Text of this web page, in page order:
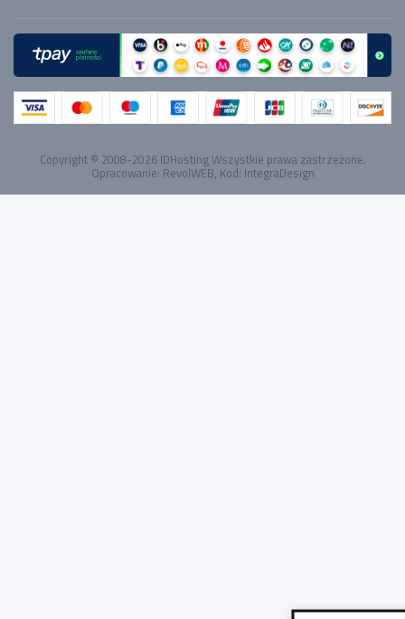
Copyright © 2008-2026 IDHostingWszystkie prawa zastrzeżone.
Opracowanie: RevolWEB, Kod: IntegraDesign